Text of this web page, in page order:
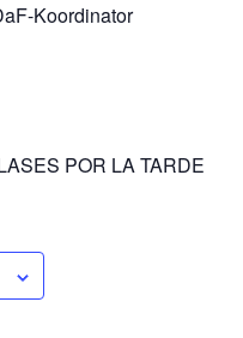
Koordinator
POR LA TARDE